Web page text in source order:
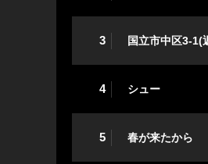
3 国立市中区3-1(
4 シュー
5 春が来たから